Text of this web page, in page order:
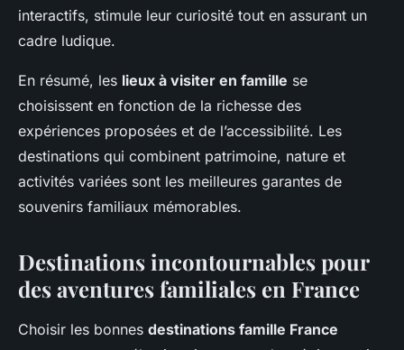
interactifs, stimule leur curiosité tout en assurant un
cadre ludique.
En résumé, les lieux à visiter en famille se
choisissent en fonction de la richesse des
expériences proposées et de l’accessibilité. Les
destinations qui combinent patrimoine, nature et
activités variées sont les meilleures garantes de
souvenirs familiaux mémorables.
Destinations incontournables pour
des aventures familiales en France
Choisir les bonnes destinations famille France